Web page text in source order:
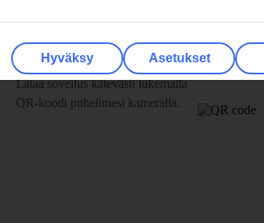
TUI-sovellus nyt!
Lataa sovellus kätevästi lukemalla
QR-koodi puhelimesi kameralla.
Hyväksy Asetukset